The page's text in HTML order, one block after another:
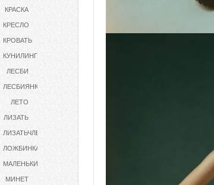
КРАСКА
КРЕСЛО
КРОВАТЬ
КУНИЛИНГУС
ЛЕСБИ
ЛЕСБИЯНКИ
ЛЕТО
ЛИЗАТЬ
ЛОЖБИНКА
МАЛЕНЬКИЕСИСЬКИ
МИНЕТ